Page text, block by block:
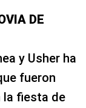
DE
y Usher ha
fueron
la fiesta de